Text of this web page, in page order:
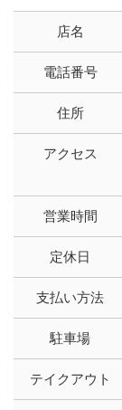
店名
電話番号
住所
アクセス
営業時間
定休日
支払い方法
駐車場
テイクアウト